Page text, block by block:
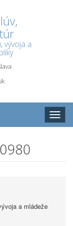
vývoja a
Toggle
a mládeže